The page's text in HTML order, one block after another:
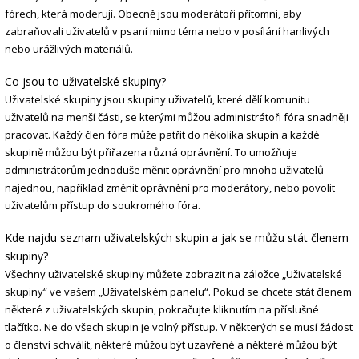
fórech, která moderují. Obecně jsou moderátoři přítomni, aby
zabraňovali uživatelů v psaní mimo téma nebo v posílání hanlivých
nebo urážlivých materiálů.
Co jsou to uživatelské skupiny?
Uživatelské skupiny jsou skupiny uživatelů, které dělí komunitu
uživatelů na menší části, se kterými můžou administrátoři fóra snadněji
pracovat. Každý člen fóra může patřit do několika skupin a každé
skupině můžou být přiřazena různá oprávnění. To umožňuje
administrátorům jednoduše měnit oprávnění pro mnoho uživatelů
najednou, například změnit oprávnění pro moderátory, nebo povolit
uživatelům přístup do soukromého fóra.
Kde najdu seznam uživatelských skupin a jak se můžu stát členem
skupiny?
Všechny uživatelské skupiny můžete zobrazit na záložce „Uživatelské
skupiny“ ve vašem „Uživatelském panelu“. Pokud se chcete stát členem
některé z uživatelských skupin, pokračujte kliknutím na příslušné
tlačítko. Ne do všech skupin je volný přístup. V některých se musí žádost
o členství schválit, některé můžou být uzavřené a některé můžou být